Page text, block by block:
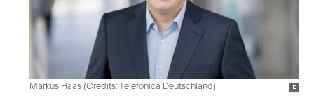
Markus Haas (Credits: Telefónica Deutschland)